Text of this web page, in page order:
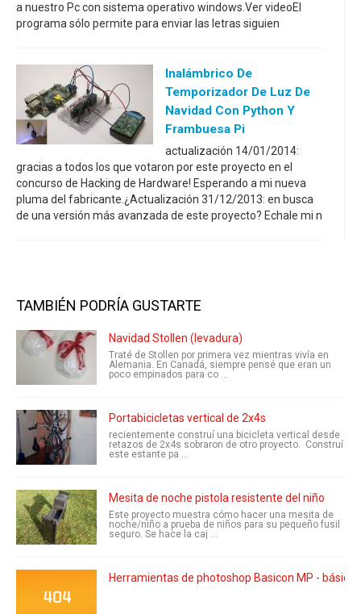
a nuestro Pc con sistema operativo windows.Ver videoEl
programa sólo permite para enviar las letras siguien
Inalámbrico De
Temporizador De Luz De
Navidad Con Python Y
Frambuesa Pi
actualización 14/01/2014:
gracias a todos los que votaron por este proyecto en el
concurso de Hacking de Hardware! Esperando a mi nueva
pluma del fabricante.¿Actualización 31/12/2013: en busca
de una versión más avanzada de este proyecto? Echale mi n
TAMBIÉN PODRÍA GUSTARTE
Navidad Stollen (levadura)
Traté de Stollen por primera vez mientras vivía en
Alemania. En Canadá, siempre pensé que eran un
poco empinados para co ...
Portabicicletas vertical de 2x4s
recientemente construí una bicicleta vertical desde
retazos de 2x4s sobraron de otro proyecto. Construí
este estante pa ...
Mesita de noche pistola resistente del niño
Este proyecto muestra cómo hacer una mesita de
noche/niño a prueba de niños para su pequeño fusil
seguro. Se hace la caj ...
Herramientas de photoshop Basicon MP - básico